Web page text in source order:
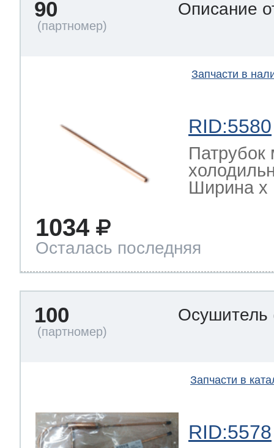
90 Описание
Запчасти в
RID:5580
Патрубок
Ширина х
1034
Осталась последняя
100 Осушитель
Запчасти в
RID:5578